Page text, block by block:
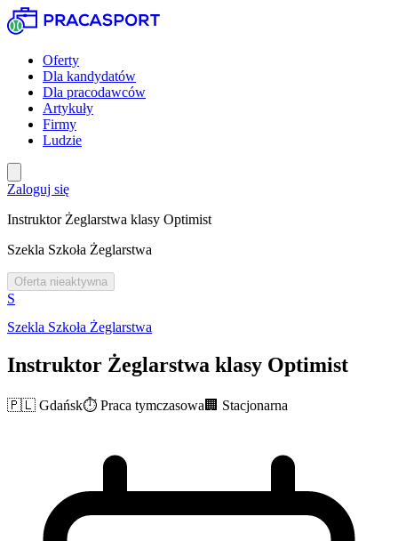
Oferty
Dla kandydatów
Dla pracodawców
Artykuły
Firmy
Ludzie
Zaloguj się
Instruktor Żeglarstwa klasy Optimist
Szekla Szkoła Żeglarstwa
Oferta nieaktywna
S
Szekla Szkoła Żeglarstwa
Instruktor Żeglarstwa klasy Optimist
🇵🇱 Gdańsk⏱️ Praca tymczasowa 🏢 Stacjonarna